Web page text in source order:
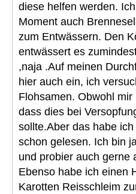
diese helfen werden.
Moment auch
zum Entwässern. Den
entwässert es
,naja .Auf meinen
hier auch ein, ich
Flohsamen. Obwohl mir
dass dies bei
sollte.Aber das habe
schon gelesen. Ich bin
und probier auch gerne
Ebenso habe ich einen
Karotten Reisschleim